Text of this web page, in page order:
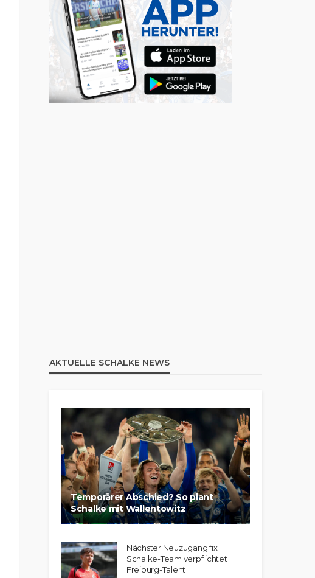
AKTUELLE SCHALKE NEWS
Temporärer Abschied? So plant
Schalke mit Wallentowitz
Nächster Neuzugang fix:
Schalke-Team verpflichtet
Freiburg-Talent